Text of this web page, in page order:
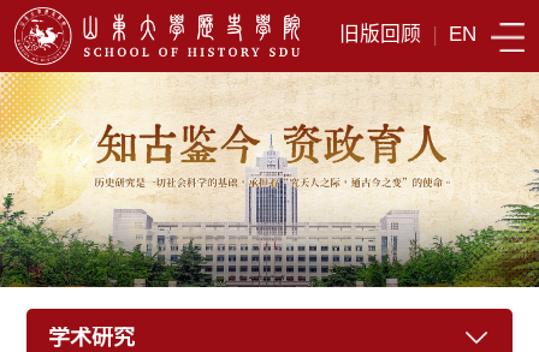
旧版回顾 | EN
学术研究